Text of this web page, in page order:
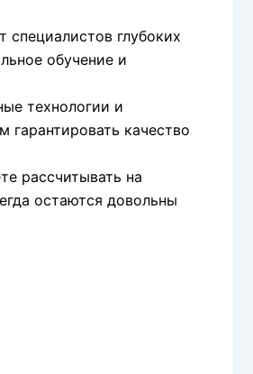
глубоких
обучение и
технологии и
качество
рассчитывать на
остаются довольны